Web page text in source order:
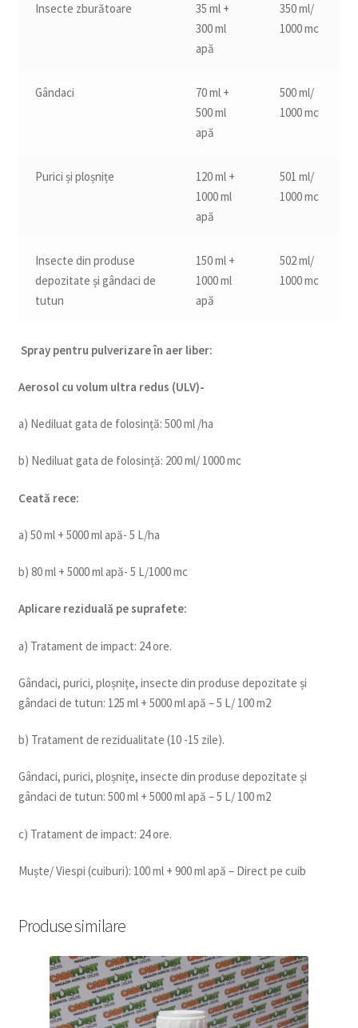
Insecte zburătoare
35 ml +
300 ml
apă
350 ml/
1000 mc
Gândaci
70 ml +
500 ml
apă
500 ml/
1000 mc
Purici și ploșnițe
120 ml +
1000 ml
apă
501 ml/
1000 mc
Insecte din produse
depozitate și gândaci de
tutun
150 ml +
1000 ml
apă
502 ml/
1000 mc
Spray pentru pulverizare în aer liber:
Aerosol cu volum ultra redus (ULV)-
a) Nediluat gata de folosință: 500 ml /ha
b) Nediluat gata de folosință: 200 ml/ 1000 mc
Ceată rece:
a) 50 ml + 5000 ml apă- 5 L/ha
b) 80 ml + 5000 ml apă- 5 L/1000 mc
Aplicare reziduală pe suprafete:
a) Tratament de impact: 24 ore.
Gândaci, purici, ploșnițe, insecte din produse depozitate și
gândaci de tutun: 125 ml + 5000 ml apă – 5 L/ 100 m2
b) Tratament de rezidualitate (10 -15 zile).
Gândaci, purici, ploșnițe, insecte din produse depozitate și
gândaci de tutun: 500 ml + 5000 ml apă – 5 L/ 100 m2
c) Tratament de impact: 24 ore.
Muște/ Viespi (cuiburi): 100 ml + 900 ml apă – Direct pe cuib
Produse similare